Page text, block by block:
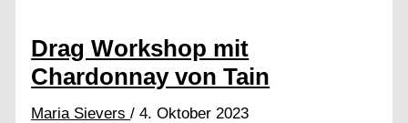
LSBTIQ*-
Gemeinschaft
an
die
Hessische
Drag Workshop mit
Chardonnay von Tain
Maria Sievers/4. Oktober 2023